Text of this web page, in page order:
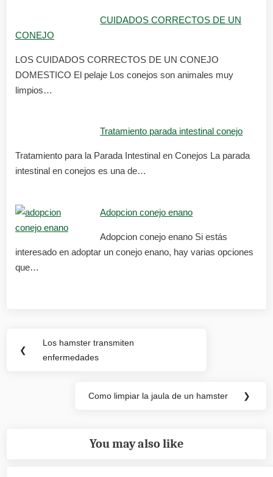
CUIDADOS CORRECTOS DE UN
CONEJO
LOS CUIDADOS CORRECTOS DE UN CONEJO
DOMESTICO El pelaje Los conejos son animales muy
limpios…
Tratamiento parada intestinal conejo
Tratamiento para la Parada Intestinal en Conejos La parada
intestinal en conejos es una de…
Adopcion conejo enano
Adopcion conejo enano Si estás
interesado en adoptar un conejo enano, hay varias opciones
que…
Navegación
de❮
Previous
Post:
Los hamster transmiten
enfermedades
Next
Como limpiar la jaula de un hamster ❯
You may also like